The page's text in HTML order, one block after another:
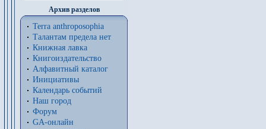
Архив разделов
Terra anthroposophia
Талантам предела нет
Книжная лавка
Книгоиздательство
Алфавитный каталог
Инициативы
Календарь событий
Наш город
Форум
GA-онлайн